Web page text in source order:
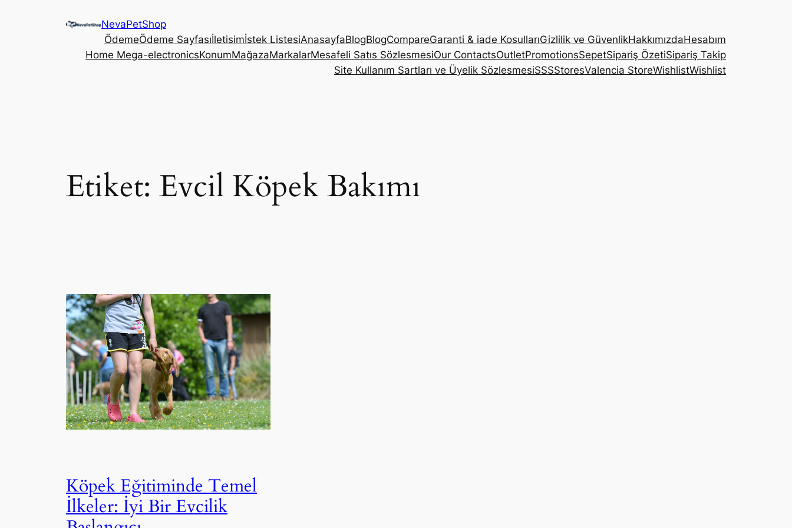
NevaPetShop
ÖdemeÖdeme Sayfasıİletisimİstek ListesiAnasayfaBlogBlogCompareGaranti & iade KosullarıGizlilik ve GüvenlikHakkımızdaHesabım
Home Mega-electronicsKonumMağazaMarkalarMesafeli Satıs SözlesmesiOur ContactsOutletPromotionsSepetSipariş ÖzetiSipariş Takip
Site Kullanım Sartları ve Üyelik SözlesmesiSSSStoresValencia StoreWishlistWishlist
Etiket: Evcil Köpek Bakımı
Köpek Eğitiminde Temel
İlkeler: İyi Bir Evcilik